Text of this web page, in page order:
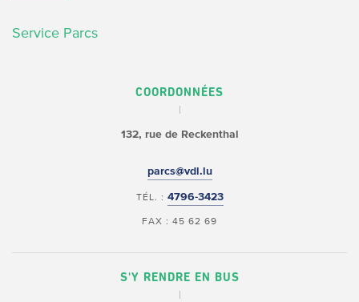
Service Parcs
COORDONNÉES
132, rue de Reckenthal
parcs@vdl.lu
TÉL. : 4796-3423
FAX : 45 62 69
S'Y RENDRE EN BUS